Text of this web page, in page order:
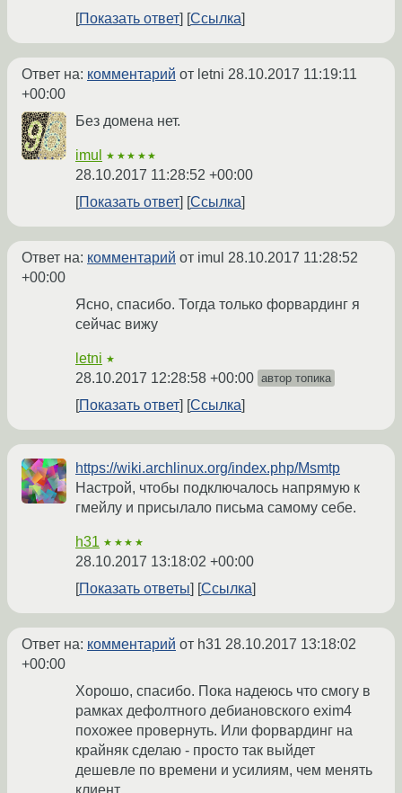
Показать ответ Ссылка
Ответ на: комментарий от letni 28.10.2017 11:19:11
+00:00
Без домена нет.
imul ★★★★★
28.10.2017 11:28:52 +00:00
Показать ответ
Ссылка
Ответ на: комментарий от imul 28.10.2017 11:28:52
+00:00
Ясно, спасибо. Тогда только форвардинг я
сейчас вижу
letni ★
28.10.2017 12:28:58 +00:00 автор топика
Показать ответ Ссылка
https://wiki.archlinux.org/index.php/Msmtp
Настрой, чтобы подключалось напрямую к
гмейлу и присылало письма самому себе.
h31 ★★★★
28.10.2017 13:18:02 +00:00
Показать ответы
Ссылка
Ответ на: комментарий от h31 28.10.2017 13:18:02
+00:00
Хорошо, спасибо. Пока надеюсь что смогу в
рамках дефолтного дебиановского exim4
похожее провернуть. Или форвардинг на
крайняк сделаю - просто так выйдет
дешевле по времени и усилиям, чем менять